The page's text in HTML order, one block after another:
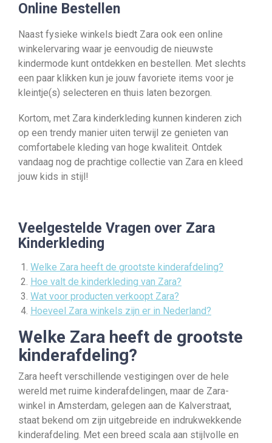
Online Bestellen
Naast fysieke winkels biedt Zara ook een online
winkelervaring waar je eenvoudig de nieuwste
kindermode kunt ontdekken en bestellen. Met slechts
een paar klikken kun je jouw favoriete items voor je
kleintje(s) selecteren en thuis laten bezorgen.
Kortom, met Zara kinderkleding kunnen kinderen zich
op een trendy manier uiten terwijl ze genieten van
comfortabele kleding van hoge kwaliteit. Ontdek
vandaag nog de prachtige collectie van Zara en kleed
jouw kids in stijl!
Veelgestelde Vragen over Zara
Kinderkleding
Welke Zara heeft de grootste kinderafdeling?
Hoe valt de kinderkleding van Zara?
Wat voor producten verkoopt Zara?
Hoeveel Zara winkels zijn er in Nederland?
Welke Zara heeft de grootste
kinderafdeling?
Zara heeft verschillende vestigingen over de hele
wereld met ruime kinderafdelingen, maar de Zara-
winkel in Amsterdam, gelegen aan de Kalverstraat,
staat bekend om zijn uitgebreide en indrukwekkende
kinderafdeling. Met een breed scala aan stijlvolle en